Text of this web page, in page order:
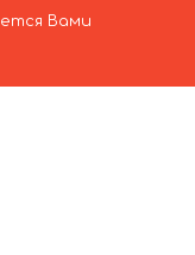
Вами